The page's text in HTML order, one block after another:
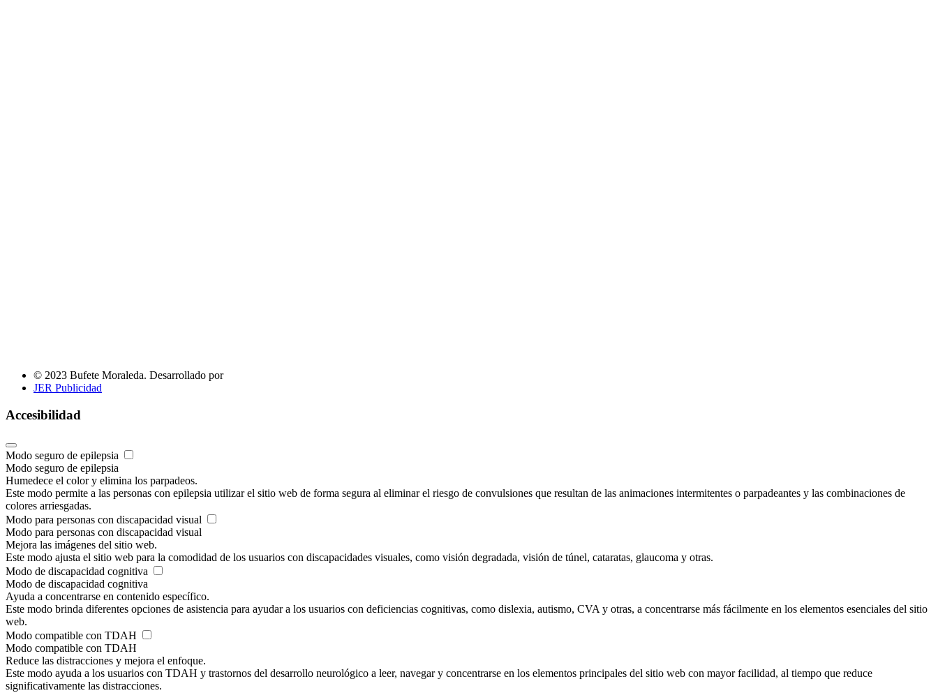
© 2023 Bufete Moraleda. Desarrollado por
JER Publicidad
Accesibilidad
Modo seguro de epilepsia
Modo seguro de epilepsia
Humedece el color y elimina los parpadeos.
Este modo permite a las personas con epilepsia utilizar el sitio web de forma segura al eliminar el riesgo de convulsiones que resultan de las animaciones intermitentes o parpadeantes y las combinaciones de
colores arriesgadas.
Modo para personas con discapacidad visual
Modo para personas con discapacidad visual
Mejora las imágenes del sitio web.
Este modo ajusta el sitio web para la comodidad de los usuarios con discapacidades visuales, como visión degradada, visión de túnel, cataratas, glaucoma y otras.
Modo de discapacidad cognitiva
Modo de discapacidad cognitiva
Ayuda a concentrarse en contenido específico.
Este modo brinda diferentes opciones de asistencia para ayudar a los usuarios con deficiencias cognitivas, como dislexia, autismo, CVA y otras, a concentrarse más fácilmente en los elementos esenciales del sitio
web.
Modo compatible con TDAH
Modo compatible con TDAH
Reduce las distracciones y mejora el enfoque.
Este modo ayuda a los usuarios con TDAH y trastornos del desarrollo neurológico a leer, navegar y concentrarse en los elementos principales del sitio web con mayor facilidad, al tiempo que reduce
significativamente las distracciones.